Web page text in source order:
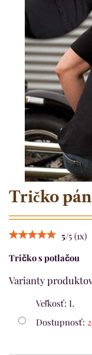
Tričko
5/5 (1x)
Tričko s potlačou
Varianty
Veľkosť: L
Dostupnosť: